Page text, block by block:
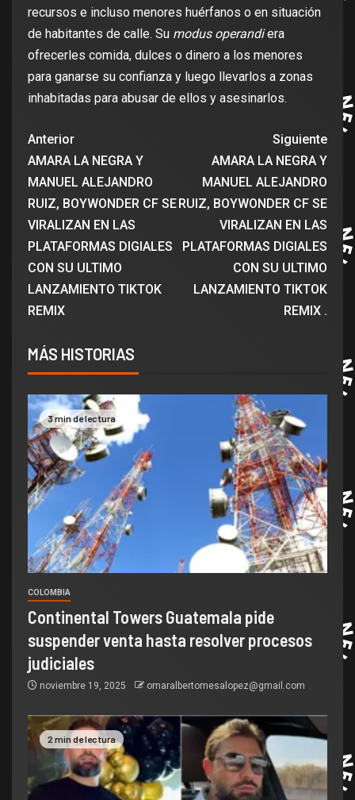
recursos e incluso menores huérfanos o en situación
de habitantes de calle. Su modus operandiera
ofrecerles comida, dulces o dinero a los menores
para ganarse su confianza y luego llevarlos a zonas
inhabitadas para abusar de ellos y asesinarlos.
Anterior
AMARA LA NEGRA Y
MANUEL ALEJANDRO
RUIZ, BOYWONDER CF SE
VIRALIZAN EN LAS
PLATAFORMAS DIGIALES
CON SU ULTIMO
LANZAMIENTO TIKTOK
REMIX
Siguiente
AMARA LA NEGRA Y
MANUEL ALEJANDRO
RUIZ, BOYWONDER CF SE
VIRALIZAN EN LAS
PLATAFORMAS DIGIALES
CON SU ULTIMO
LANZAMIENTO TIKTOK
REMIX .
MÁS HISTORIAS
3 min de lectura
COLOMBIA
Continental Towers Guatemala pide
suspender venta hasta resolver procesos
judiciales
noviembre 19, 2025 omaralbertomesalopez@gmail.com
2 min de lectura